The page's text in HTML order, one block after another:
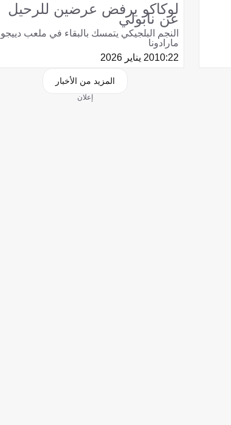
لوكاكو يرفض عرضين للرحيل
عن نابولي
النجم البلجيكي يتمسك بالبقاء في ملعب دييجو
مارادونا
10:2220 يناير 2026
المزيد من الأخبار
إعلان